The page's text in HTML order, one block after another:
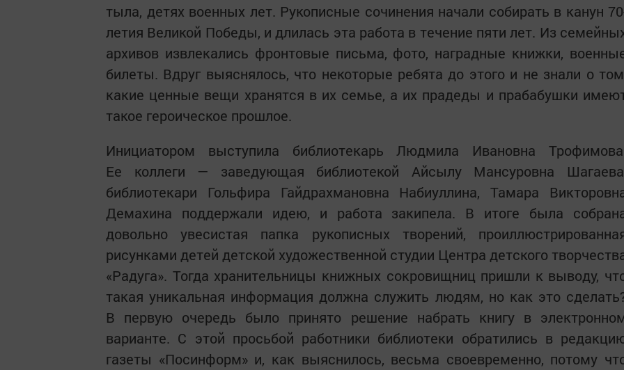
тыла, детях военных лет. Рукописные сочинения начали собирать в канун
летия Великой Победы, и длилась эта работа в течение пяти лет. Из
архивов извлекались фронтовые письма, фото, наградные книжки,
билеты. Вдруг выяснялось, что некоторые ребята до этого и не знали о
какие ценные вещи хранятся в их семье, а их прадеды и прабабушки
такое героическое прошлое.
Инициатором выступила библиотекарь Людмила Ивановна
Ее коллеги — заведующая библиотекой Айсылу Мансуровна
библиотекари Гольфира Гайдрахмановна Набиуллина, Тамара
Демахина поддержали идею, и работа закипела. В итоге была
довольно увесистая папка рукописных творений,
рисунками детей детской художественной студии Центра детского
«Радуга». Тогда хранительницы книжных сокровищниц пришли к выводу,
такая уникальная информация должна служить людям, но как это
В первую очередь было принято решение набрать книгу в
варианте. С этой просьбой работники библиотеки обратились в
газеты «Посинформ» и, как выяснилось, весьма своевременно, потому